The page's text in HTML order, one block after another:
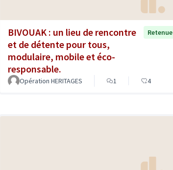
BIVOUAK : un lieu de rencontre
et de détente pour tous,
modulaire, mobile et éco-
responsable.
Retenue
Opération HERITAGES 1 4